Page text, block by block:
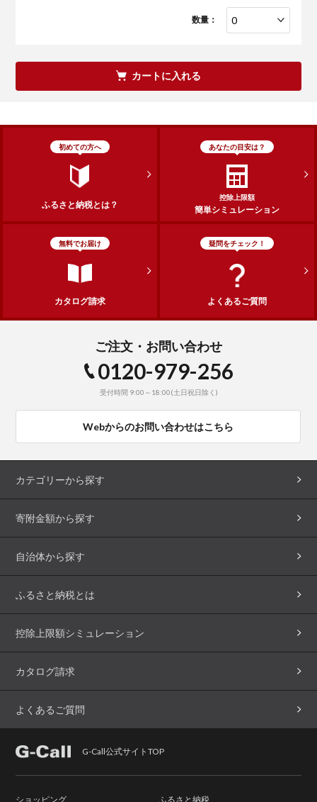
数量：
カートに入れる
初めての方へ
ふるさと納税とは？
あなたの目安は？
控除上限額
簡単シミュレーション
無料でお届け
カタログ請求
疑問をチェック！
よくあるご質問
ご注文・お問い合わせ
0120-979-256
受付時間 9:00～18:00(土日祝日除く)
Webからのお問い合わせはこちら
カテゴリーから探す
寄附金額から探す
自治体から探す
ふるさと納税とは
控除上限額シミュレーション
カタログ請求
よくあるご質問
G-Call公式サイトTOP
ショッピング ふるさと納税